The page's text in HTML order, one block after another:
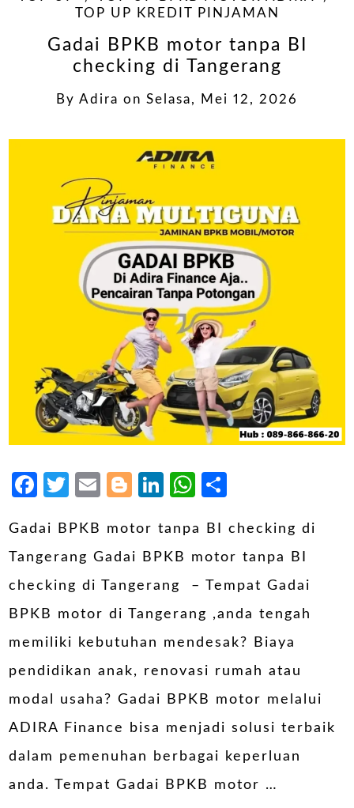
TOP UP KREDIT PINJAMAN
Gadai BPKB motor tanpa BI
checking di Tangerang
By Adira on Selasa, Mei 12, 2026
Facebook
Twitter
EmailBlogger
LinkedIn
WhatsApp
Gadai BPKB motor tanpa BI checking di
Tangerang Gadai BPKB motor tanpa BI
checking di Tangerang – Tempat Gadai
BPKB motor di Tangerang ,anda tengah
memiliki kebutuhan mendesak? Biaya
pendidikan anak, renovasi rumah atau
modal usaha? Gadai BPKB motor melalui
ADIRA Finance bisa menjadi solusi terbaik
dalam pemenuhan berbagai keperluan
anda. Tempat Gadai BPKB motor …